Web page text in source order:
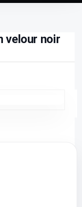
velour noir